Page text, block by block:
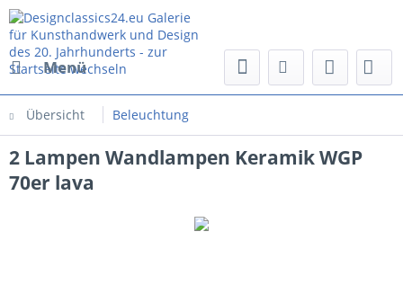
Menü
Übersicht Beleuchtung
2 Lampen Wandlampen Keramik WGP
70er lava